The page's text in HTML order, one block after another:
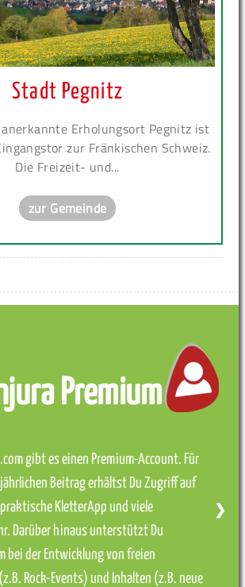
Stadt Pegnitz
Erholungsort Pegnitz ist
zur Fränkischen Schweiz.
Die Freizeit- und...
zur Gemeinde
Premium
gibt es einen Premium-Account. Für
Beitrag erhältst Du Zugriff auf
KletterApp und viele
Darüber hinaus unterstützt Du
bei der Entwicklung von freien
Rock-Events) und Inhalten (z.B. neue
❯